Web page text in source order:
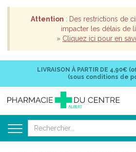
Attention : Des restrictions de
impacter les délais de
» Cliquez ici pour en
LIVRAISON À PARTIR DE 4,90€
(sous conditions de